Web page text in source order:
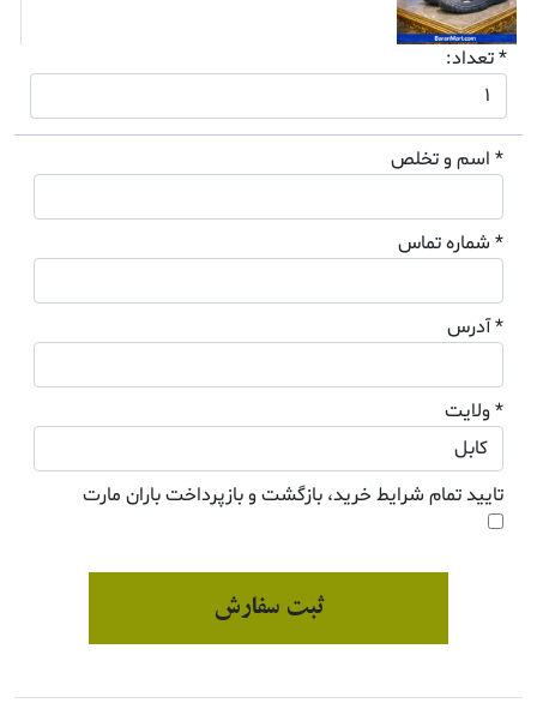
* تعداد:
* اسم و تخلص
* شماره تماس
* آدرس
* ولایت
تایید تمام شرایط خرید، بازگشت و بازپرداخت باران مارت
ثبت سفارش